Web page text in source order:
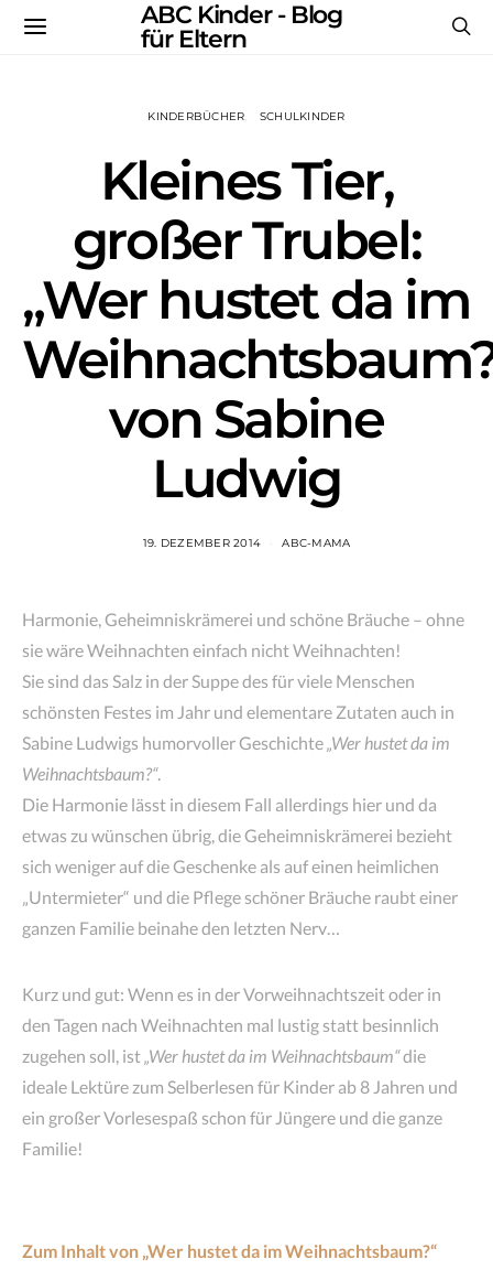
ABC Kinder - Blog
für Eltern
KINDERBÜCHER SCHULKINDER
Kleines Tier,
großer Trubel:
„Wer hustet da im
von Sabine
Ludwig
19. DEZEMBER 2014 ABC-MAMA
Harmonie, Geheimniskrämerei und schöne Bräuche – ohne
sie wäre Weihnachten einfach nicht Weihnachten!
Sie sind das Salz in der Suppe des für viele Menschen
schönsten Festes im Jahr und elementare Zutaten auch in
Sabine Ludwigs humorvoller Geschichte„Wer hustet da im
Weihnachtsbaum?“.
Die Harmonie lässt in diesem Fall allerdings hier und da
etwas zu wünschen übrig, die Geheimniskrämerei bezieht
sich weniger auf die Geschenke als auf einen heimlichen
„Untermieter“ und die Pflege schöner Bräuche raubt einer
ganzen Familie beinahe den letzten Nerv…
Kurz und gut: Wenn es in der Vorweihnachtszeit oder in
den Tagen nach Weihnachten mal lustig statt besinnlich
zugehen soll, ist„Wer hustet da im Weihnachtsbaum“die
ideale Lektüre zum Selberlesen für Kinder ab 8 Jahren und
ein großer Vorlesespaß schon für Jüngere und die ganze
Familie!
Zum Inhalt von „Wer hustet da im Weihnachtsbaum?“